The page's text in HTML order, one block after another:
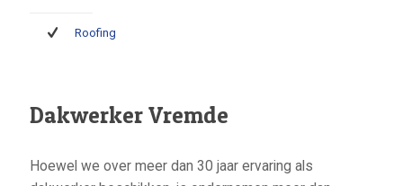
Roofing
Dakwerker Vremde
Hoewel we over meer dan 30 jaar ervaring als